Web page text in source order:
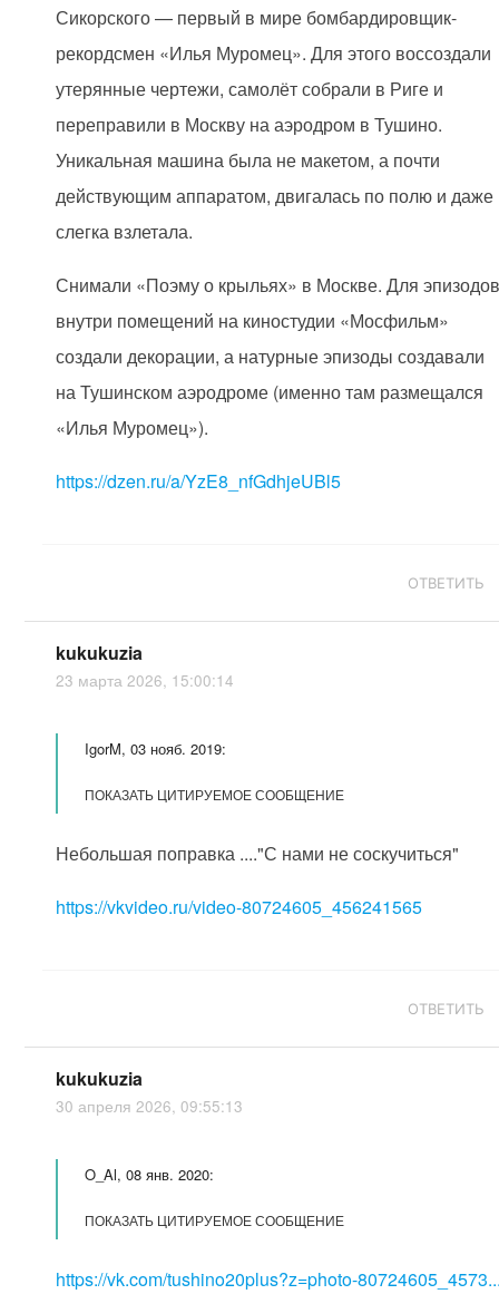
Сикорского — первый в мире бомбардировщик-
рекордсмен «Илья Муромец». Для этого воссоздали
утерянные чертежи, самолёт собрали в Риге и
переправили в Москву на аэродром в Тушино.
Уникальная машина была не макетом, а почти
действующим аппаратом, двигалась по полю и даже
слегка взлетала.
Снимали «Поэму о крыльях» в Москве. Для
внутри помещений на киностудии «Мосфильм»
создали декорации, а натурные эпизоды создавали
на Тушинском аэродроме (именно там размещался
«Илья Муромец»).
https://dzen.ru/a/YzE8_nfGdhjeUBl5
ОТВЕТИТЬ
kukukuzia
23 марта 2026, 15:00:14
IgorM, 03 нояб. 2019:
ПОКАЗАТЬ ЦИТИРУЕМОЕ СООБЩЕНИЕ
Небольшая поправка ...."С нами не соскучиться"
https://vkvideo.ru/video-80724605_456241565
ОТВЕТИТЬ
kukukuzia
30 апреля 2026, 09:55:13
O_Al, 08 янв. 2020:
ПОКАЗАТЬ ЦИТИРУЕМОЕ СООБЩЕНИЕ
https://vk.com/tushino20plus?z=photo-